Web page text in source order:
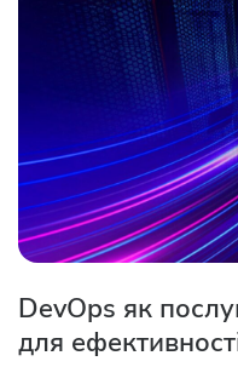
DevOps як
для